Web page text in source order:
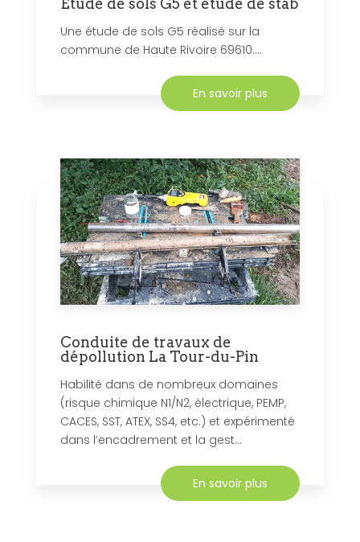
Etude de sols G5 et etude de stab
Une étude de sols G5 réalisé sur la
commune de Haute Rivoire 69610....
En savoir plus
Conduite de travaux de
dépollution La Tour-du-Pin
Habilité dans de nombreux domaines
(risque chimique N1/N2, électrique, PEMP,
CACES, SST, ATEX, SS4, etc.) et expérimenté
dans l’encadrement et la gest...
En savoir plus